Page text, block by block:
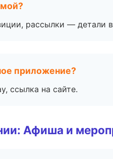
рассылки — детали
приложение?
ссылка на сайте.
Афиша и